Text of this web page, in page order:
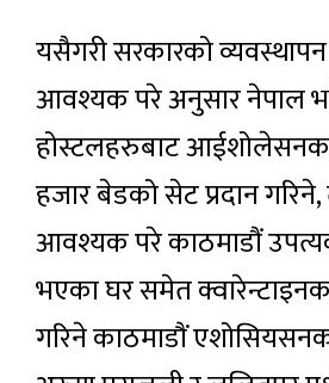
यसैगरी सरकारको
आवश्यक परे अनुसार नेपाल
होस्टलहरुबाट
हजार बेडको सेट प्रदान
आवश्यक परे काठमाडौं
भएका घर समेत
गरिने काठमाडाैं